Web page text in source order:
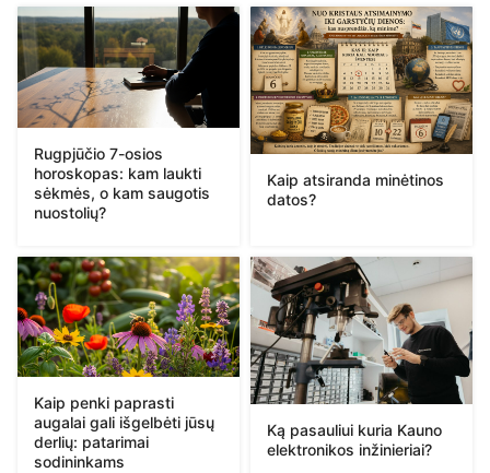
Rugpjūčio 7-osios
horoskopas: kam laukti
sėkmės, o kam saugotis
nuostolių?
Kaip atsiranda minėtinos
datos?
Kaip penki paprasti
augalai gali išgelbėti jūsų
derlių: patarimai
sodininkams
Ką pasauliui kuria Kauno
elektronikos inžinieriai?